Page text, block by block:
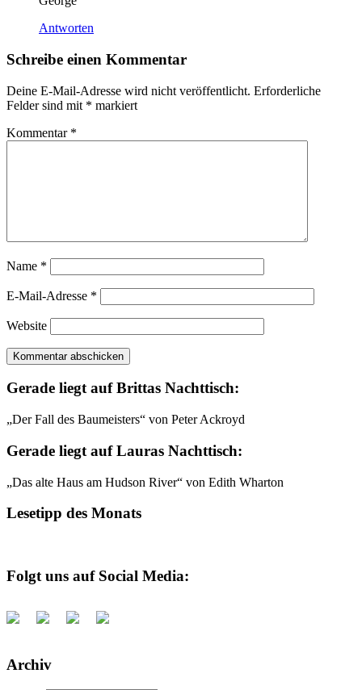
Antworten
Schreibe einen Kommentar
Deine E-Mail-Adresse wird nicht veröffentlicht. Erforderliche
Felder sind mit * markiert
Kommentar *
Name *
E-Mail-Adresse *
Website
Gerade liegt auf Brittas Nachttisch:
„Der Fall des Baumeisters“ von Peter Ackroyd
Gerade liegt auf Lauras Nachttisch:
„Das alte Haus am Hudson River“ von Edith Wharton
Lesetipp des Monats
Folgt uns auf Social Media:
Archiv